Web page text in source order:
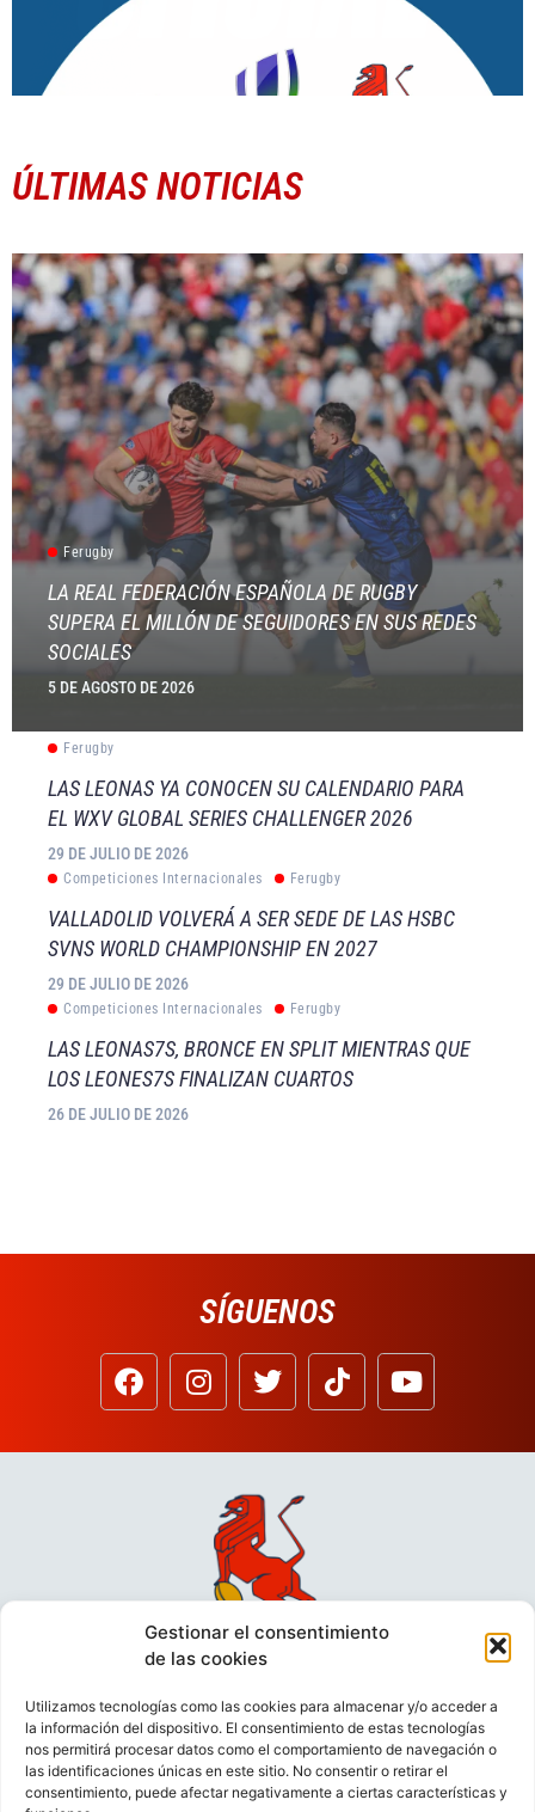
Gestionar el consentimiento
de las cookies
Utilizamos tecnologías como las cookies para almacenar y/o acceder a
la información del dispositivo. El consentimiento de estas tecnologías
nos permitirá procesar datos como el comportamiento de navegación o
las identificaciones únicas en este sitio. No consentir o retirar el
consentimiento, puede afectar negativamente a ciertas características y
ÚLTIMAS NOTICIAS
Ferugby
LA REAL FEDERACIÓN ESPAÑOLA DE RUGBY
SUPERA EL MILLÓN DE SEGUIDORES EN SUS REDES
SOCIALES
5 DE AGOSTO DE 2026
Ferugby
LAS LEONAS YA CONOCEN SU CALENDARIO PARA
EL WXV GLOBAL SERIES CHALLENGER 2026
29 DE JULIO DE 2026
Competiciones Internacionales Ferugby
VALLADOLID VOLVERÁ A SER SEDE DE LAS HSBC
SVNS WORLD CHAMPIONSHIP EN 2027
29 DE JULIO DE 2026
Competiciones Internacionales Ferugby
LAS LEONAS7S, BRONCE EN SPLIT MIENTRAS QUE
LOS LEONES7S FINALIZAN CUARTOS
26 DE JULIO DE 2026
SÍGUENOS